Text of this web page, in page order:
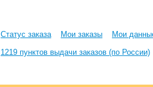
Статус заказа Мои заказы
Мои
1219 пунктов выдачи заказов (по России)